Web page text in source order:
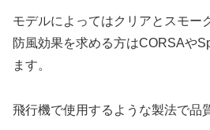
モデルによってはクリアとスモー
防風効果を求める方はCORSAや
ます。
飛行機で使用するような製法で品